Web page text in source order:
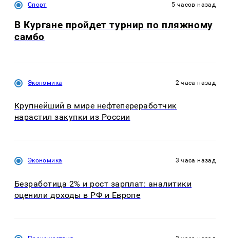
Спорт 5 часов назад
В Кургане пройдет турнир по пляжному
самбо
Экономика 2 часа назад
Крупнейший в мире нефтепереработчик
нарастил закупки из России
Экономика 3 часа назад
Безработица 2% и рост зарплат: аналитики
оценили доходы в РФ и Европе